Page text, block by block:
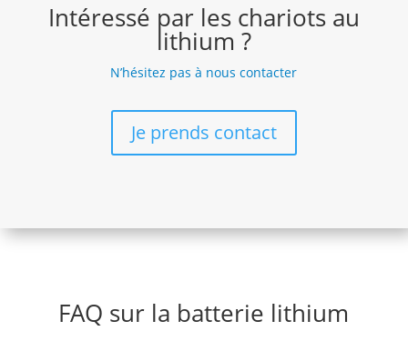
Intéressé par les chariots au
lithium ?
N’hésitez pas à nous contacter
Je prends contact
FAQ sur la batterie lithium